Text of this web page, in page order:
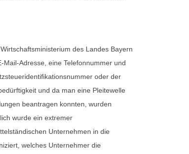
des Landes Bayern
Adresse, eine Telefonnummer und
oder der
und da man eine Pleitewelle
beantragen konnten, wurden
wurde ein extremer
Unternehmen in die
welches Unternehmer die